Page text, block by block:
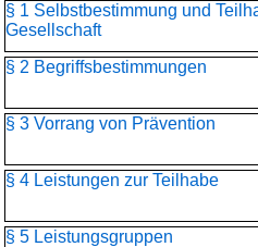
§ 1 Selbstbestimmung und
Gesellschaft
§ 2 Begriffsbestimmungen
§ 3 Vorrang von Prävention
§ 4 Leistungen zur Teilhabe
§ 5 Leistungsgruppen